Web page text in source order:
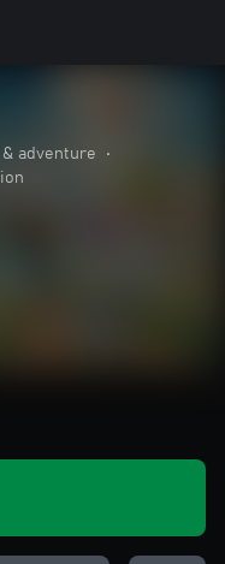
adventure
•